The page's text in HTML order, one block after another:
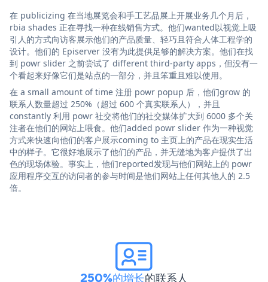
在 publicizing 在当地展览会和手工艺品展上开展业务几个月后，
rbia shades 正在寻找一种在线销售方式。他们wanted以视觉上吸
引人的方式向访客展示他们的产品质量、轻巧且符合人体工程学的
设计。他们的 Episerver 没有为此提供足够的解决方案。他们在找
到 powr slider 之前尝试了 different third-party apps，但没有一
个看起来好像它们是站点的一部分，并且笨重且难以使用。
在 a small amount of time 注册 powr popup 后，他们grow 的
联系人数量超过 250%（超过 600 个真实联系人），并且
constantly 利用 powr 社交将他们的社交媒体扩大到 6000 多个关
注者在他们的网站上喂食。他们added powr slider 作为一种视觉
方式来快速向他们的客户展示coming to 主页上的产品在现实生活
中的样子。它很好地展示了他们的产品，并无缝地为客户提供了出
色的现场体验。事实上，他们reported发现与他们网站上的 powr
应用程序交互的访问者的参与时间是他们网站上任何其他人的 2.5
倍。
250%的增长的联系人